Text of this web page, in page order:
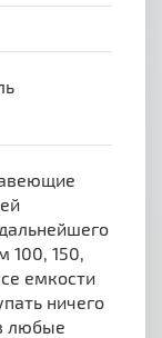
100, 150,
емкости
ничего
любые